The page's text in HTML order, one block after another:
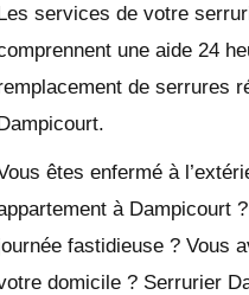
services de votre
une aide 24
de serrures
êtes enfermé à
à Dampicourt
fastidieuse ? Vous
domicile ? Serrurier